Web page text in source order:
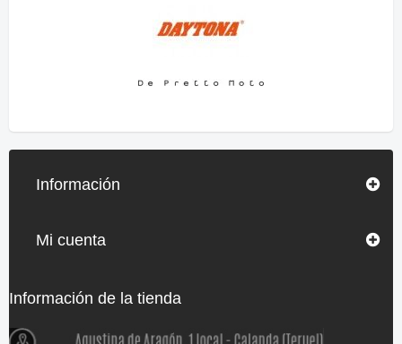
Información
Mi cuenta
Información de la tienda